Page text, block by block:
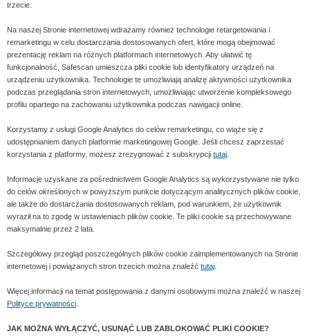
trzecie.
Na naszej Stronie internetowej wdrażamy również technologie retargetowania i
remarketingu w celu dostarczania dostosowanych ofert, które mogą obejmować
prezentację reklam na różnych platformach internetowych. Aby ułatwić tę
funkcjonalność, Safescan umieszcza pliki cookie lub identyfikatory urządzeń na
urządzeniu użytkownika. Technologie te umożliwiają analizę aktywności użytkownika
podczas przeglądania stron internetowych, umożliwiając utworzenie kompleksowego
profilu opartego na zachowaniu użytkownika podczas nawigacji online.
Korzystamy z usługi Google Analytics do celów remarketingu, co wiąże się z
udostępnianiem danych platformie marketingowej Google. Jeśli chcesz zaprzestać
korzystania z platformy, możesz zrezygnować z subskrypcji tutaj
Informacje uzyskane za pośrednictwem Google Analytics są wykorzystywane nie tylko
do celów określonych w powyższym punkcie dotyczącym analitycznych plików cookie,
ale także do dostarczania dostosowanych reklam, pod warunkiem, że użytkownik
wyraził na to zgodę w ustawieniach plików cookie. Te pliki cookie są przechowywane
maksymalnie przez 2 lata.
Szczegółowy przegląd poszczególnych plików cookie zaimplementowanych na Stronie
internetowej i powiązanych stron trzecich można znaleźć tutaj
Więcej informacji na temat postępowania z danymi osobowymi można znaleźć w naszej
Polityce prywatności
JAK MOŻNA WYŁĄCZYĆ, USUNĄĆ LUB ZABLOKOWAĆ PLIKI COOKIE?